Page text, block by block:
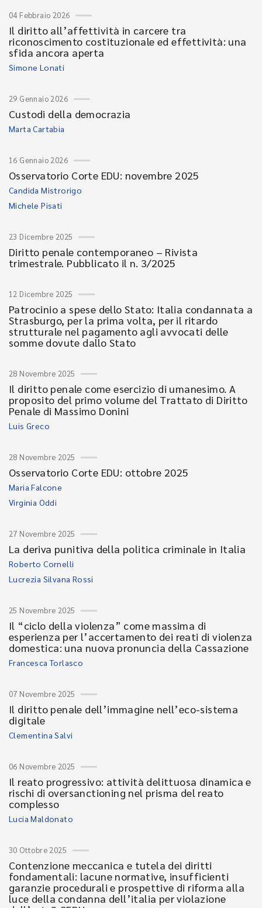
04 Febbraio 2026
Il diritto all’affettività in carcere tra
riconoscimento costituzionale ed effettività: una
sfida ancora aperta
Simone Lonati
29 Gennaio 2026
Custodi della democrazia
Marta Cartabia
16 Gennaio 2026
Osservatorio Corte EDU: novembre 2025
Candida Mistrorigo
Michele Pisati
23 Dicembre 2025
Diritto penale contemporaneo – Rivista
trimestrale. Pubblicato il n. 3/2025
12 Dicembre 2025
Patrocinio a spese dello Stato: Italia condannata a
Strasburgo, per la prima volta, per il ritardo
strutturale nel pagamento agli avvocati delle
somme dovute dallo Stato
28 Novembre 2025
Il diritto penale come esercizio di umanesimo. A
proposito del primo volume del Trattato di Diritto
Penale di Massimo Donini
Luis Greco
28 Novembre 2025
Osservatorio Corte EDU: ottobre 2025
Maria Falcone
Virginia Oddi
27 Novembre 2025
La deriva punitiva della politica criminale in Italia
Roberto Cornelli
Lucrezia Silvana Rossi
25 Novembre 2025
Il “ciclo della violenza” come massima di
esperienza per l’accertamento dei reati di violenza
domestica: una nuova pronuncia della Cassazione
Francesca Torlasco
07 Novembre 2025
Il diritto penale dell’immagine nell’eco-sistema
digitale
Clementina Salvi
06 Novembre 2025
Il reato progressivo: attività delittuosa dinamica e
rischi di oversanctioning nel prisma del reato
complesso
Lucia Maldonato
30 Ottobre 2025
Contenzione meccanica e tutela dei diritti
fondamentali: lacune normative, insufficienti
garanzie procedurali e prospettive di riforma alla
luce della condanna dell’italia per violazione